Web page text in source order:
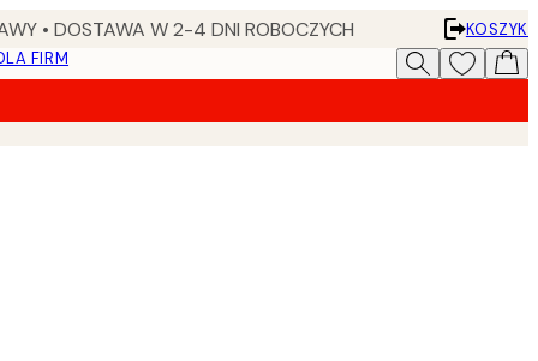
• DOSTAWA W 2-4 DNI ROBOCZYCH
KOSZYK
FIRM